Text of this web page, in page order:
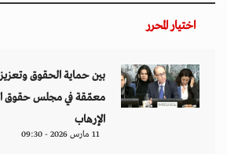
اختيار المحرر
بين حماية الحقوق
معمّقة في مجلس حقوق
الإرهاب
11 مارس 2026 - 09:30